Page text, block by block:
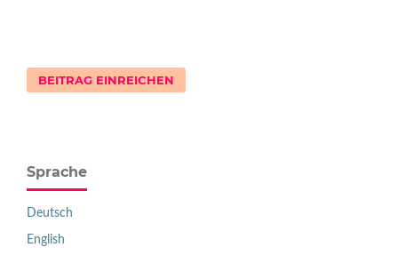
BEITRAG EINREICHEN
Sprache
Deutsch
English